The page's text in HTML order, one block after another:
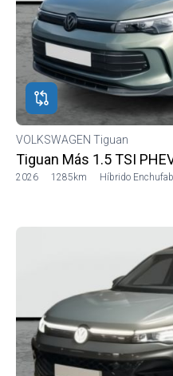
VOLKSWAGEN Tiguan
Tiguan Más 1.5 TSI
2026 1285km Híbrido